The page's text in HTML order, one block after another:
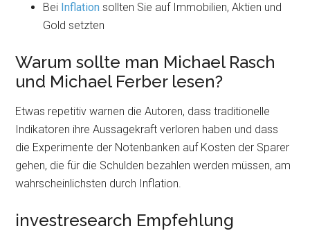
Bei Inflation sollten Sie auf Immobilien, Aktien und
Gold setzten
Warum sollte man Michael Rasch
und Michael Ferber lesen?
Etwas repetitiv warnen die Autoren, dass traditionelle
Indikatoren ihre Aussagekraft verloren haben und dass
die Experimente der Notenbanken auf Kosten der Sparer
gehen, die für die Schulden bezahlen werden müssen, am
wahrscheinlichsten durch Inflation.
investresearch Empfehlung